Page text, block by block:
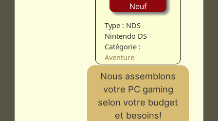
Neuf
Type : NDS
Nintendo DS
Catégorie :
Aventure
Nous assemblons
votre PC gaming
selon votre budget
et besoins!